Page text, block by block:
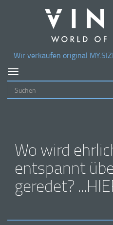
Wir verkaufen original
Navigation
ein-/ausblenden
Wo wird
entspannt
geredet?